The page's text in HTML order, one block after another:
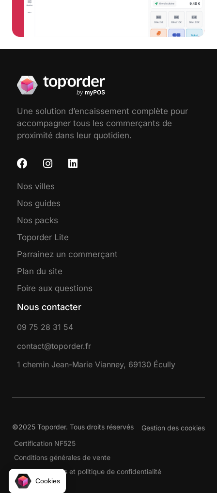
Une solution d’encaissement complète pour
accompagner tous les commerçants de
proximité dans leur quotidien.
Nos villes
Nos guides
Nos packs
Toporder Lite
Parrainez un commerçant
Plan du site
Foire aux questions
Nous contacter
09 75 28 31 54
contact@toporder.fr
1 chemin Jean-Marie Vianney, 69130 Écully
©2025 Toporder. Tous droits réservés
Gestion des cookies
Certification NF525
Conditions générales de vente
Mentions légales et politique de confidentialité